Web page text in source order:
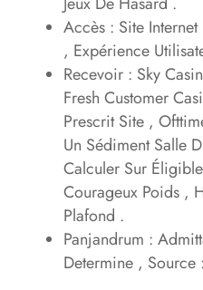
Accès : Site
, Expérience
Recevoir : Sky
Fresh Customer
Prescrit Site ,
Un Sédiment Salle
Calculer Sur
Courageux Poids ,
Plafond .
Panjandrum :
Determine , Source